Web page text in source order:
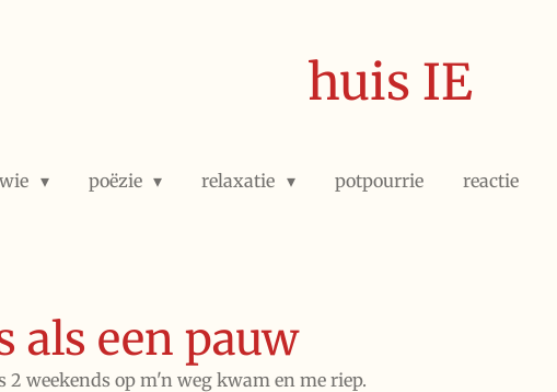
huis IE
wie poëzie relaxatie potpourrie reactie
als een pauw
2 weekends op m'n weg kwam en me riep.